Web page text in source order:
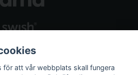
för att vår webbplats skall fungera